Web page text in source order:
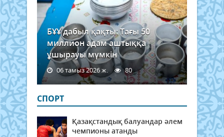
БҰҰ дабыл қақты: Тағы 50
миллион адам аштыққа
ұшырауы мүмкін
06 тамыз 2026 ж. 80
СПОРТ
Қазақстандық балуандар әлем
чемпионы атанды